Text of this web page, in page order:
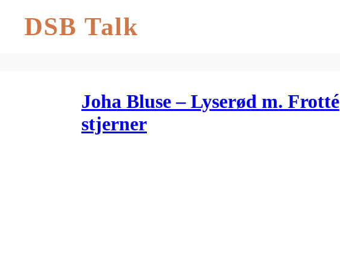
DSB Talk
Joha Bluse – Lyserød m. Frotté
stjerner